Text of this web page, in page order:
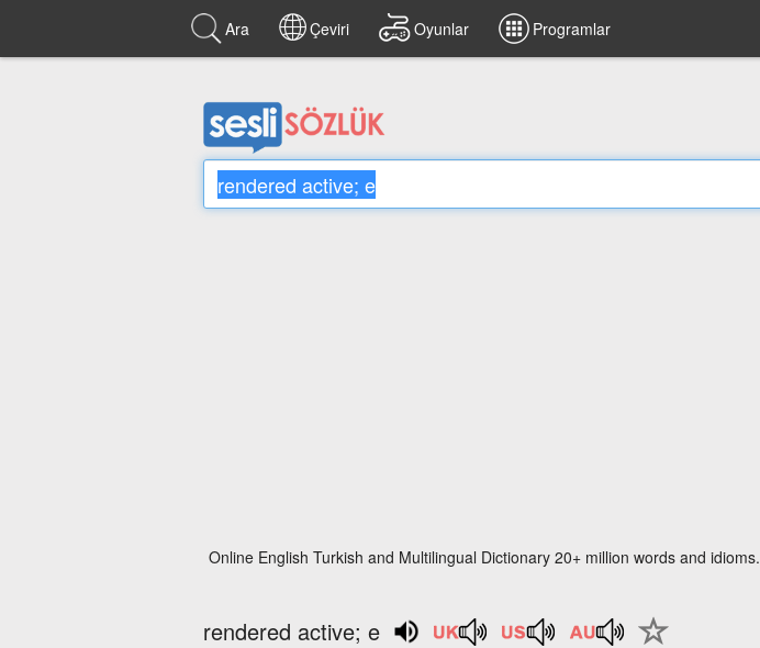
Ara Çeviri Oyunlar Programlar
Online English Turkish and Multilingual Dictionary 20+ million words and idioms.
rendered active; e